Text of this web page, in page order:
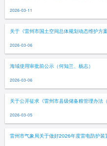
2026-03-11
关于《雷州市国土空间总体规划动态维护方
2026-03-06
海域使用审批前公示（何知兰、杨志）
2026-03-06
关于公开征求《雷州市县级储备粮管理办法
2026-03-05
雷州市气象局关于做好2026年度雷电防护